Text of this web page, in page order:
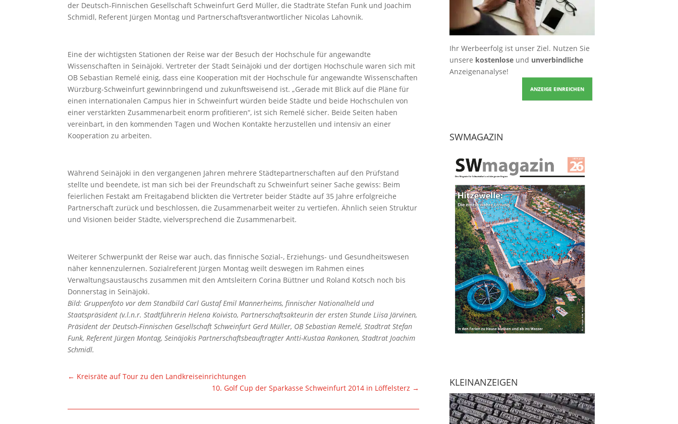
der Deutsch-Finnischen Gesellschaft Schweinfurt Gerd Müller, die Stadträte Stefan Funk und Joachim
Schmidl, Referent Jürgen Montag und Partnerschaftsverantwortlicher Nicolas Lahovnik.
Eine der wichtigsten Stationen der Reise war der Besuch der Hochschule für angewandte
Wissenschaften in Seinäjoki. Vertreter der Stadt Seinäjoki und der dortigen Hochschule waren sich mit
OB Sebastian Remelé einig, dass eine Kooperation mit der Hochschule für angewandte Wissenschaften
Würzburg-Schweinfurt gewinnbringend und zukunftsweisend ist. „Gerade mit Blick auf die Pläne für
einen internationalen Campus hier in Schweinfurt würden beide Städte und beide Hochschulen von
einer verstärkten Zusammenarbeit enorm profitieren“, ist sich Remelé sicher. Beide Seiten haben
vereinbart, in den kommenden Tagen und Wochen Kontakte herzustellen und intensiv an einer
Kooperation zu arbeiten.
Während Seinäjoki in den vergangenen Jahren mehrere Städtepartnerschaften auf den Prüfstand
stellte und beendete, ist man sich bei der Freundschaft zu Schweinfurt seiner Sache gewiss: Beim
feierlichen Festakt am Freitagabend blickten die Vertreter beider Städte auf 35 Jahre erfolgreiche
Partnerschaft zurück und beschlossen, die Zusammenarbeit weiter zu vertiefen. Ähnlich seien Struktur
und Visionen beider Städte, vielversprechend die Zusammenarbeit.
Weiterer Schwerpunkt der Reise war auch, das finnische Sozial-, Erziehungs- und Gesundheitswesen
näher kennenzulernen. Sozialreferent Jürgen Montag weilt deswegen im Rahmen eines
Verwaltungsaustauschs zusammen mit den Amtsleitern Corina Büttner und Roland Kotsch noch bis
Donnerstag in Seinäjoki.
Bild: Gruppenfoto vor dem Standbild Carl Gustaf Emil Mannerheims, finnischer Nationalheld und
Staatspräsident (v.l.n.r. Stadtführerin Helena Koivisto, Partnerschaftsakteurin der ersten Stunde Liisa Järvinen,
Präsident der Deutsch-Finnischen Gesellschaft Schweinfurt Gerd Müller, OB Sebastian Remelé, Stadtrat Stefan
Funk, Referent Jürgen Montag, Seinäjokis Partnerschaftsbeauftragter Antti-Kustaa Rankonen, Stadtrat Joachim
Schmidl.
← Kreisräte auf Tour zu den Landkreiseinrichtungen
10. Golf Cup der Sparkasse Schweinfurt 2014 in Löffelsterz →
Ihr Werbeerfolg ist unser Ziel. Nutzen Sie
unsere kostenloseund unverbindliche
Anzeigenanalyse!
ANZEIGE EINREICHEN
SWMAGAZIN
KLEINANZEIGEN